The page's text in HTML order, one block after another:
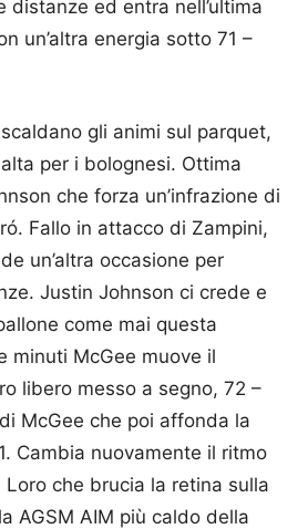
distanze ed entra nell’ultima
un’altra energia sotto 71 –
gli animi sul parquet,
per i bolognesi. Ottima
che forza un’infrazione di
Fallo in attacco di Zampini,
un’altra occasione per
Justin Johnson ci crede e
come mai questa
minuti McGee muove il
libero messo a segno, 72 –
McGee che poi affonda la
Cambia nuovamente il ritmo
che brucia la retina sulla
AGSM AIM più caldo della